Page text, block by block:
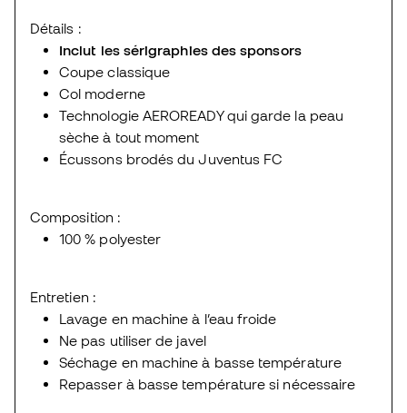
Détails :
Inclut les sérigraphies des sponsors
Coupe classique
Col moderne
Technologie AEROREADY qui garde la peau
sèche à tout moment
Écussons brodés du Juventus FC
Composition :
100 % polyester
Entretien :
Lavage en machine à l’eau froide
Ne pas utiliser de javel
Séchage en machine à basse température
Repasser à basse température si nécessaire